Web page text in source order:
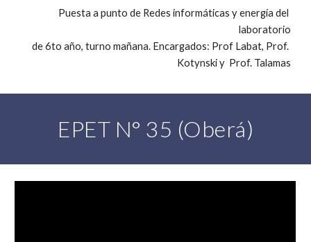
Puesta a punto de Redes informáticas y energía del
laboratorio
de 6to año, turno mañana. Encargados: Prof Labat, Prof.
Kotynski y  Prof. Talamas
EPET N° 35 (Oberá)